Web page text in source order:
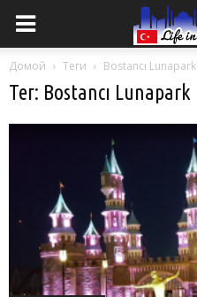
Домой Теги Bostancı Lunapark
Тег: Bostancı Lunapark